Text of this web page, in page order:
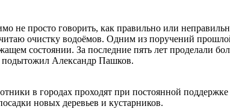
не просто говорить, как правильно или
очистку водоёмов. Одним из поручений
состоянии. За последние пять лет проделали
подытожил Александр Пашков.
в городах проходят при постоянной
новых деревьев и кустарников.